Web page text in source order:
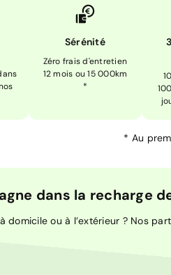
Sérénité
Zéro frais d'entretien
12 mois ou 15 000km
*
* Au
dans la recharge
ou à l’extérieur ? Nos